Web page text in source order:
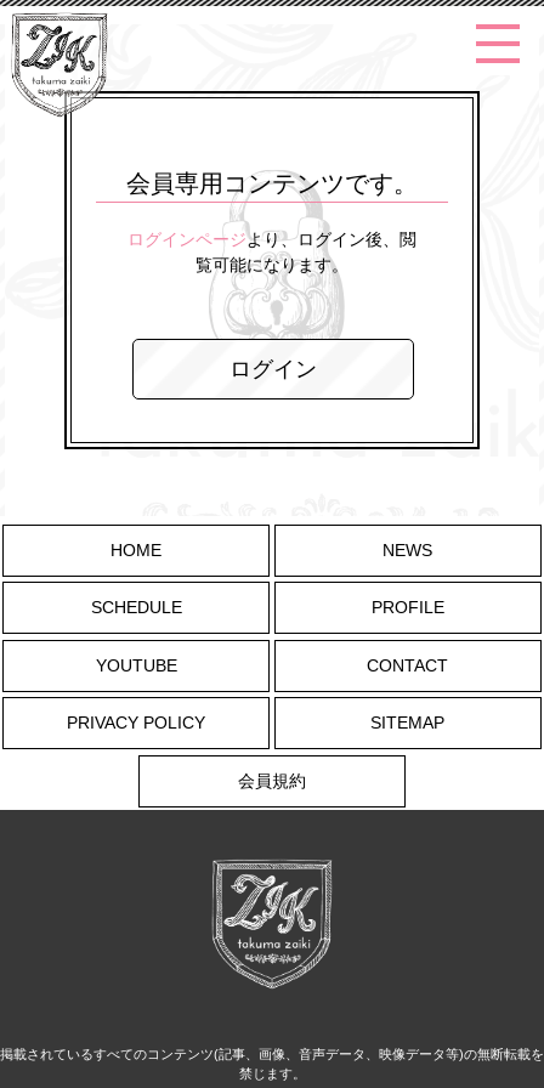
会員専用コンテンツです。
ログインページより、ログイン後、閲
覧可能になります。
ログイン
HOME NEWS
SCHEDULE PROFILE
YOUTUBE CONTACT
PRIVACY POLICY SITEMAP
会員規約
掲載されているすべてのコンテンツ(記事、画像、音声データ、映像データ等)の無断転載を
禁じます。